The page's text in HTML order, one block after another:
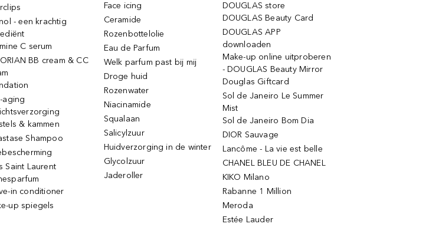
- een krachtig
C serum
BB cream & CC
aging
& kammen
Shampoo
Saint Laurent
in conditioner
up spiegels
Face icing
Ceramide
Rozenbottelolie
Eau de Parfum
Welk parfum past bij mij
Droge huid
Rozenwater
Niacinamide
Squalaan
Salicylzuur
Huidverzorging in de winter
Glycolzuur
Jaderoller
DOUGLAS store
DOUGLAS Beauty Card
DOUGLAS APP
downloaden
Make-up online uitproberen
- DOUGLAS Beauty Mirror
Douglas Giftcard
Sol de Janeiro Le Summer
Mist
Sol de Janeiro Bom Dia
DIOR Sauvage
Lancôme - La vie est belle
CHANEL BLEU DE CHANEL
KIKO Milano
Rabanne 1 Million
Meroda
Estée Lauder